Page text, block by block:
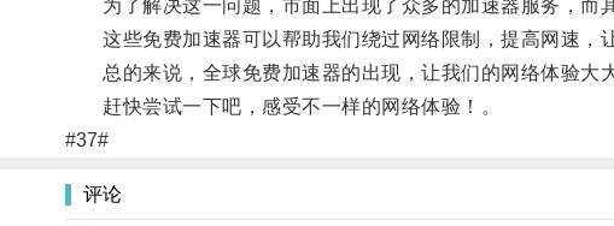
为了解决这一问题，市面上出现了众多的加速器服务，而
这些免费加速器可以帮助我们绕过网络限制，提高网速，
总的来说，全球免费加速器的出现，让我们的网络体验大
赶快尝试一下吧，感受不一样的网络体验！。
#37#
评论